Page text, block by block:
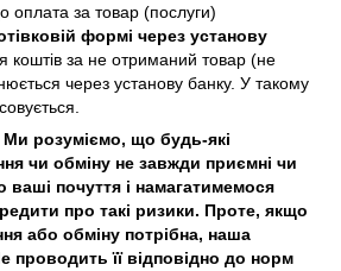
оплата за товар (послуги)
формі через установу
коштів за не отриманий товар (не
через установу банку. У такому
Ми розуміємо, що будь-які
чи обміну не завжди приємні чи
ваші почуття і намагатимемося
про такі ризики. Проте, якщо
або обміну потрібна, наша
проводить її відповідно до норм